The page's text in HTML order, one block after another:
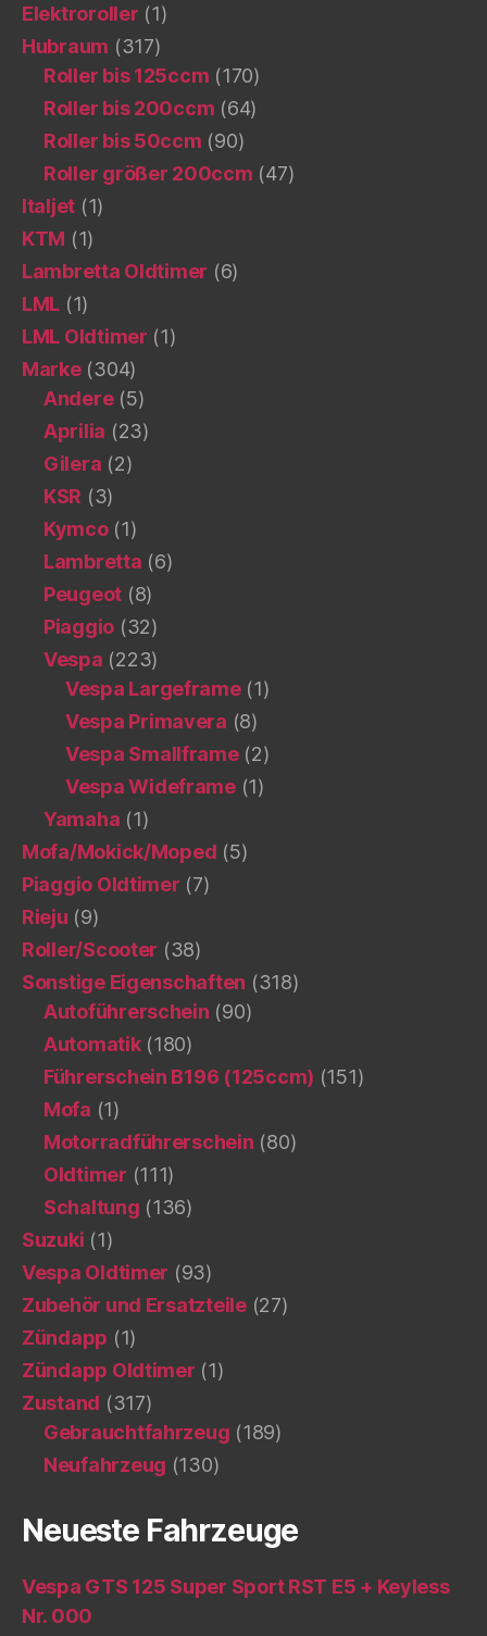
Elektroroller (1)
Hubraum (317)
Roller bis 125ccm (170)
Roller bis 200ccm (64)
Roller bis 50ccm (90)
Roller größer 200ccm (47)
Italjet (1)
KTM (1)
Lambretta Oldtimer (6)
LML (1)
LML Oldtimer (1)
Marke(304)
Andere(5)
Aprilia (23)
Gilera (2)
KSR (3)
Kymco(1)
Lambretta (6)
Peugeot (8)
Piaggio (32)
Vespa (223)
Vespa Largeframe(1)
Vespa Primavera (8)
Vespa Smallframe(2)
Vespa Wideframe(1)
Yamaha (1)
Mofa/Mokick/Moped (5)
Piaggio Oldtimer (7)
Rieju (9)
Roller/Scooter (38)
Sonstige Eigenschaften (318)
Autoführerschein (90)
Automatik(180)
Führerschein B196 (125ccm) (151)
Mofa (1)
Motorradführerschein (80)
Oldtimer (111)
Schaltung (136)
Suzuki (1)
Vespa Oldtimer (93)
Zubehör und Ersatzteile(27)
Zündapp (1)
Zündapp Oldtimer (1)
Zustand (317)
Gebrauchtfahrzeug (189)
Neufahrzeug (130)
Neueste Fahrzeuge
Vespa GTS 125 Super Sport RST E5 + Keyless
Nr. 000